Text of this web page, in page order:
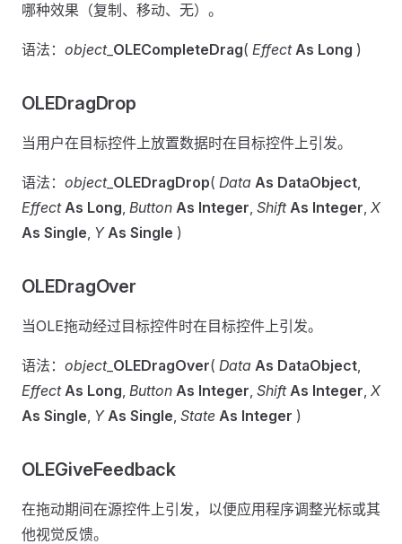
哪种效果（复制、移动、无）。
语法： object_ OLECompleteDrag( Effect As Long )
OLEDragDrop
当用户在目标控件上放置数据时在目标控件上引发。
语法： object_ OLEDragDrop( Data As DataObject,
Effect As Long, Button As Integer, Shift As Integer, X
As Single, Y As Single )
OLEDragOver
当OLE拖动经过目标控件时在目标控件上引发。
语法： object_ OLEDragOver( Data As DataObject,
Effect As Long, Button As Integer, Shift As Integer, X
As Single, Y As Single, State As Integer )
OLEGiveFeedback
在拖动期间在源控件上引发，以便应用程序调整光标或其
他视觉反馈。